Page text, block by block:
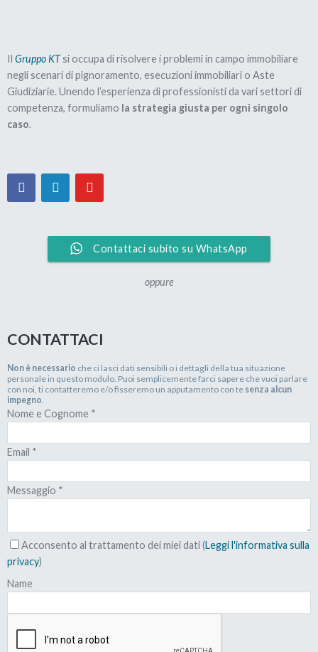
Il vero nocciolo della questione è che,per poterlo
fare, dovrai anche avere il consenso del tuo
creditore.
Ma perché la Banca dovrebbe autorizzare quella
Per il semplice motivo che, prima di farlo, avrà
restituzione di almeno parte del tuo debito.
tu, se avrai negoziato correttamente, avrai risolto il
che non sarà stata restituita verrà eliminata.
In conseguenza di ciò potrai ricominciare a vivere la
tua vita senza doverti più guardare le spalle da
Il Gruppo KTsi occupa di risolvere i problemi in campo immobiliare
negli scenari di pignoramento, esecuzioni immobiliari o Aste
Giudiziarie. Unendo l’esperienza di professionisti da vari settori di
competenza, formuliamo la strategia giusta per ogni singolo
caso.
Contattaci subito su WhatsApp
oppure
CONTATTACI
Non è necessario che ci lasci dati sensibili o i dettagli della tua situazione
personale in questo modulo. Puoi semplicemente farci sapere che vuoi parlare
con noi, ti contatteremo e/o fisseremo un apputamento con te senza alcun
impegno.
Nome e Cognome *
Email *
Messaggio *
Acconsento al trattamento dei miei dati (Leggi l'informativa sulla
privacy)
Name